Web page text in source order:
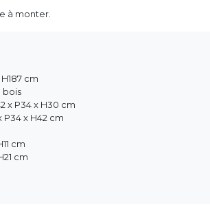
à monter.
cm
bois
x P34 x H30 cm
x H42 cm
cm
cm